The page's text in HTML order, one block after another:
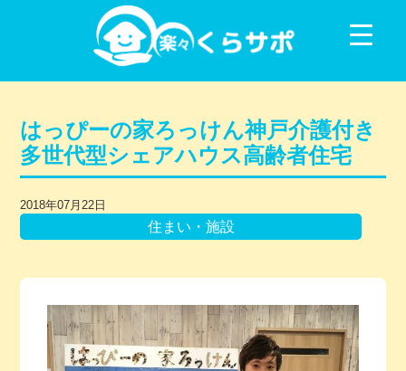
コンテンツに移動
はっぴーの家ろっけん神戸介護付き
多世代型シェアハウス高齢者住宅
2018年07月22日
住まい・施設